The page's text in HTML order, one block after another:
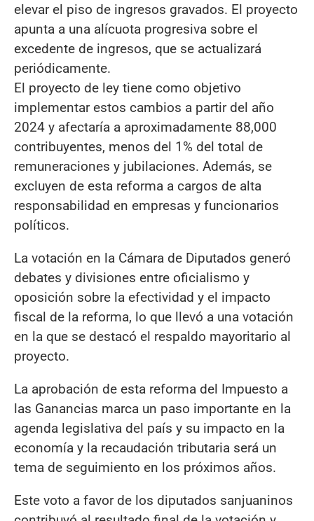
elevar el piso de ingresos gravados. El proyecto
apunta a una alícuota progresiva sobre el
excedente de ingresos, que se actualizará
periódicamente.
El proyecto de ley tiene como objetivo
implementar estos cambios a partir del año
2024 y afectaría a aproximadamente 88,000
contribuyentes, menos del 1% del total de
remuneraciones y jubilaciones. Además, se
excluyen de esta reforma a cargos de alta
responsabilidad en empresas y funcionarios
políticos.
La votación en la Cámara de Diputados generó
debates y divisiones entre oficialismo y
oposición sobre la efectividad y el impacto
fiscal de la reforma, lo que llevó a una votación
en la que se destacó el respaldo mayoritario al
proyecto.
La aprobación de esta reforma del Impuesto a
las Ganancias marca un paso importante en la
agenda legislativa del país y su impacto en la
economía y la recaudación tributaria será un
tema de seguimiento en los próximos años.
Este voto a favor de los diputados sanjuaninos